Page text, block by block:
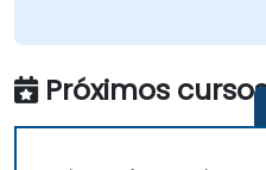
Próximos